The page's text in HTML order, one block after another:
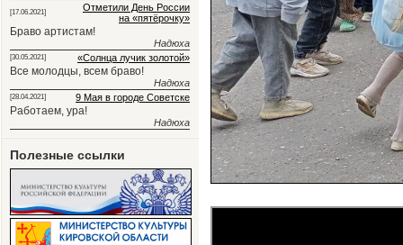
[17.06.2021]
Отметили День России
на «пятёрочку»
Браво артистам!
Надюха
[30.05.2021] «Солнца лучик золотой»
Все молодцы, всем браво!
Надюха
[28.04.2021] 9 Мая в городе Советске
Работаем, ура!
Надюха
Полезные ссылки